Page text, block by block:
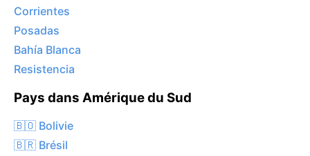
Corrientes
Posadas
Bahía Blanca
Resistencia
Pays dans Amérique du Sud
🇧🇴 Bolivie
🇧🇷 Brésil